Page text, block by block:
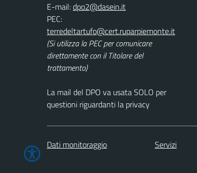
E-mail:
PEC:
(Si utilizza la PEC per comunicare
direttamente con il Titolare del
trattamento)
La mail del DPO va usata SOLO per
questioni riguardanti la privacy
Dati monitoraggio Servizi